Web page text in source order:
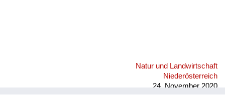
Natur und Landwirtschaft
Niederösterreich
24. November 2020